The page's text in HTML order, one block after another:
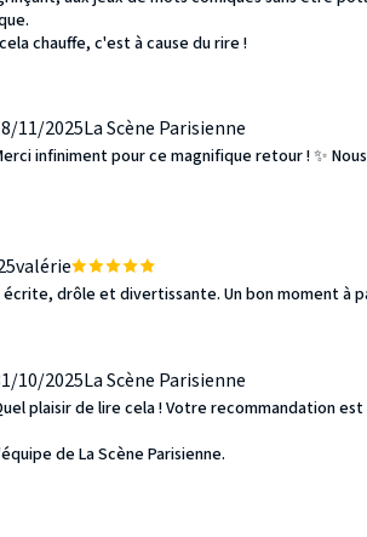
chauffe, c'est à cause du rire !
11/2025La Scène Parisienne
infiniment pour ce magnifique retour ! ✨
valérie
drôle et divertissante. Un bon moment à
10/2025La Scène Parisienne
plaisir de lire cela ! Votre recommandation
de La Scène Parisienne.